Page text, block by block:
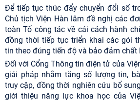
Để tiếp tục thúc đẩy chuyển đổi số
Chủ tịch Viện Hàn lâm đề nghị các
toàn Tổ công tác về cải cách hành
đồng thời tiếp tục triển khai các gói
tin theo đúng tiến độ và bảo đảm chất
Đối với Cổng Thông tin điện tử của
giải pháp nhằm tăng số lượng tin,
truy cập, đồng thời nghiên cứu bổ
giới thiệu năng lực khoa học của